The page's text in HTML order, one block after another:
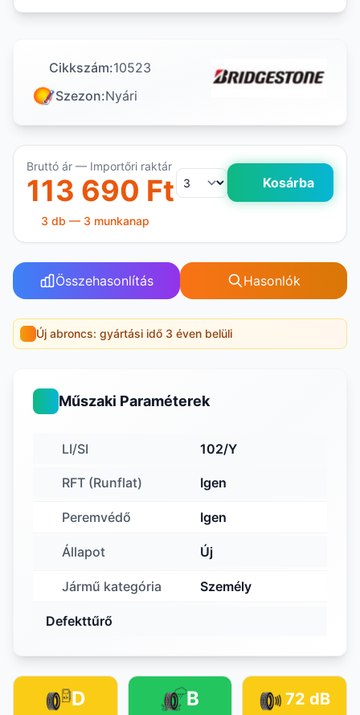
Cikkszám:10523
Szezon:Nyári
Bruttó ár — Importőri raktár
113 690 Ft Kosárba
3 db — 3 munkanap
Összehasonlítás Hasonlók
Új abroncs: gyártási idő 3 éven belüli
Műszaki Paraméterek
LI/SI 102/Y
RFT (Runflat) Igen
Peremvédő Igen
Állapot Új
Jármű kategória Személy
Defekttűrő
D B 72 dB